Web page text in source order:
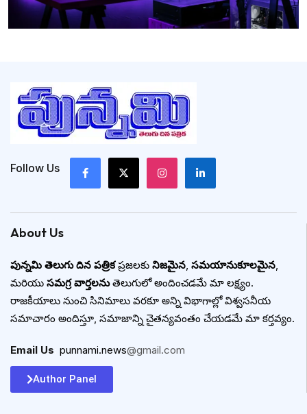
Follow Us
About Us
పున్నమి తెలుగు దిన పత్రికప్రజలకు నిజమైన, సమయానుకూలమైన,
మరియు సమగ్ర వార్తలనుతెలుగులో అందించడమే మా లక్ష్యం.
రాజకీయాలు నుంచి సినిమాలు వరకూ అన్ని విభాగాల్లో విశ్వసనీయ
సమాచారం అందిస్తూ, సమాజాన్ని చైతన్యవంతం చేయడమే మా కర్తవ్యం.
Email Us punnami.news@gmail.com
Author Panel